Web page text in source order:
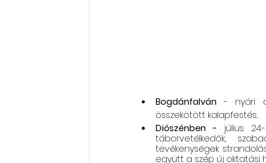
Bogdánfalván - nyári
összekötött kalapfestés;
Diószénben - július
táborvetélkedők,
tevékenységek
együtt a szép új oktatási